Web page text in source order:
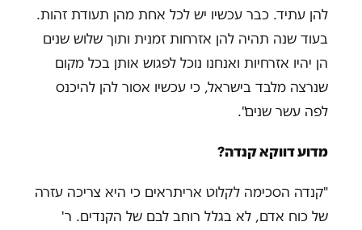
להן עתיד. כבר עכשיו יש לכל אחת מהן תעודת זהות.
בעוד שנה תהיה להן אזרחות זמנית ותוך שלוש שנים
הן יהיו אזרחיות ואנחנו נוכל לפגוש אותן בכל מקום
שנרצה מלבד בישראל, כי עכשיו אסור להן להיכנס
לפה עשר שנים".
מדוע דווקא קנדה?
"קנדה הסכימה לקלוט אריתראים כי היא צריכה עזרה
של כוח אדם, לא בגלל רוחב לבם של הקנדים. ר'